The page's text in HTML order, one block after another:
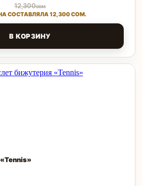
12,300сом
СОСТАВЛЯЛА 12,300 СОМ.
В КОРЗИНУ
Поделиться